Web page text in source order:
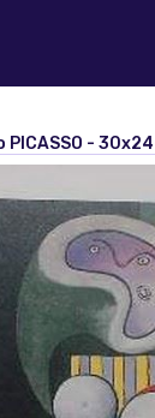
PICASSO -